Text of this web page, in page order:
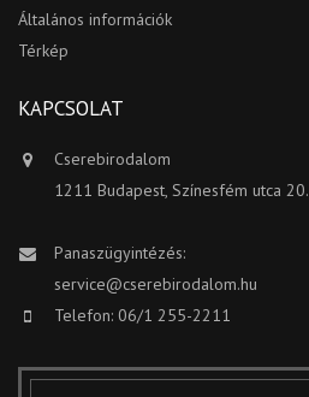
Általános információk
Térkép
KAPCSOLAT
Cserebirodalom
1211 Budapest, Színesfém utca 20.
Panaszügyintézés:
service@cserebirodalom.hu
Telefon: 06/1 255-2211